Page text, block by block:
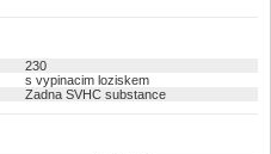
230
s vypinacim loziskem
Zadna SVHC substance